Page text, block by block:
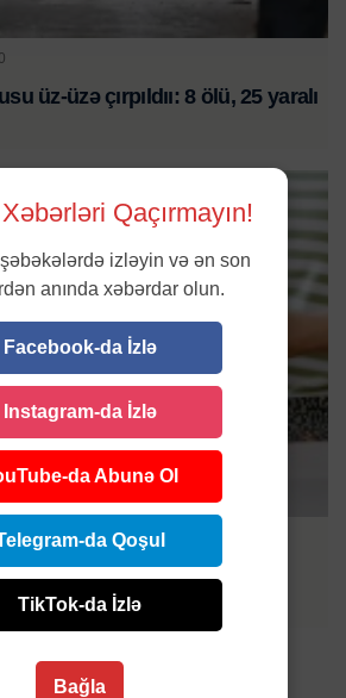
üz-üzə çırpıldıı: 8 ölü, 25 yaralı
birlikdə yeməyin
Qaçırmayın!
izləyin və ən son
anında xəbərdar olun.
Facebook-da İzlə
Instagram-da İzlə
da Abunə Ol
da Qoşul
TikTok-da İzlə
Bağla